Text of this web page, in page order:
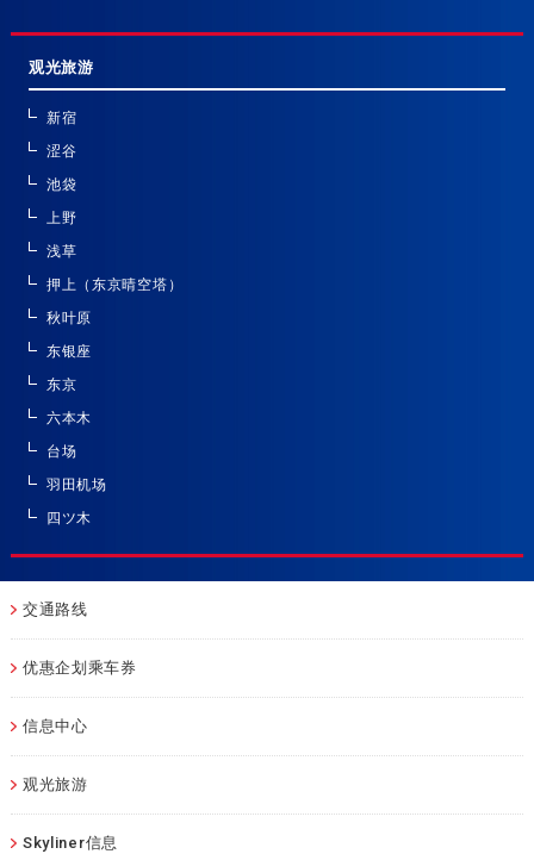
观光旅游
新宿
涩谷
池袋
上野
浅草
押上（东京晴空塔）
秋叶原
东银座
东京
六本木
台场
羽田机场
四ツ木
交通路线
优惠企划乘车券
信息中心
观光旅游
Skyliner信息